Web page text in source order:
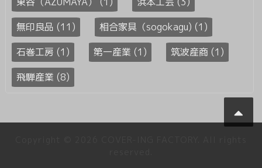
無印良品 (11)
相合家具（sogokagu) (1)
石巻工房 (1)
第一産業 (1)
筑波産商 (1)
飛騨産業 (8)